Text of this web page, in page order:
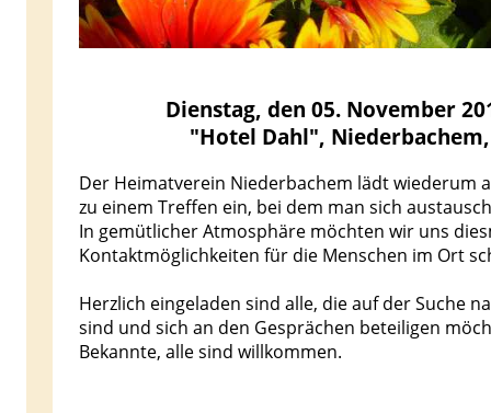
Dienstag, den 05. November
"Hotel Dahl",
Der Heimatverein Niederbachem lädt wiederum
zu einem Treffen ein, bei dem man sich
In gemütlicher Atmosphäre möchten wir uns
Kontaktmöglichkeiten für die Menschen im Ort
Herzlich eingeladen sind alle, die auf der Suche
sind und sich an den Gesprächen beteiligen
Bekannte, alle sind willkommen.